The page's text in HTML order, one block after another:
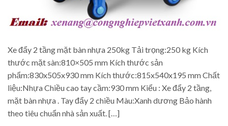
Xe đẩy 2 tầng mặt bàn nhựa 250kg Tải trọng:250 kg Kích
thước mặt sàn:810×505 mm Kích thước sản
phẩm:830x505x930 mm Kích thước:815x540x195 mm Chất
liệu:Nhựa Chiều cao tay cầm:930 mm Kiểu : Xe đẩy 2 tầng,
mặt bàn nhựa . Tay đẩy 2 chiều Màu:Xanh dương Bảo hành
theo tiêu chuẩn nhà sản xuất. […]